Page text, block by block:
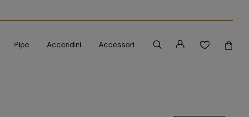
Pipe Accendini Accessori